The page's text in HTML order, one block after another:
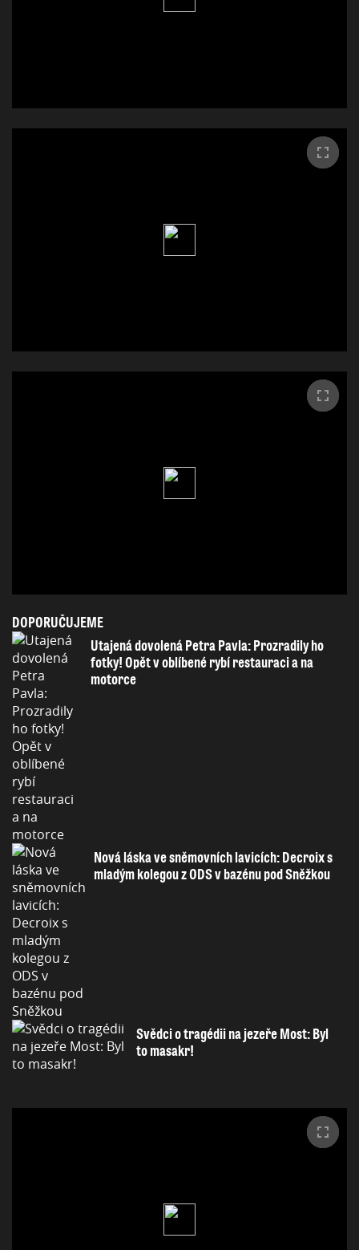
DOPORUČUJEME
Utajená dovolená Petra Pavla: Prozradily ho
fotky! Opět v oblíbené rybí restauraci a na
motorce
Nová láska ve sněmovních lavicích: Decroix s
mladým kolegou z ODS v bazénu pod Sněžkou
Svědci o tragédii na jezeře Most: Byl
to masakr!